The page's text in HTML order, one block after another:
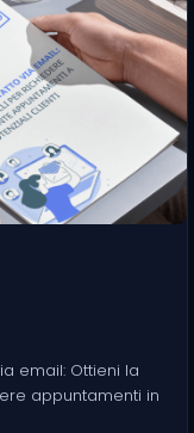
email: Ottieni la
appuntamenti in